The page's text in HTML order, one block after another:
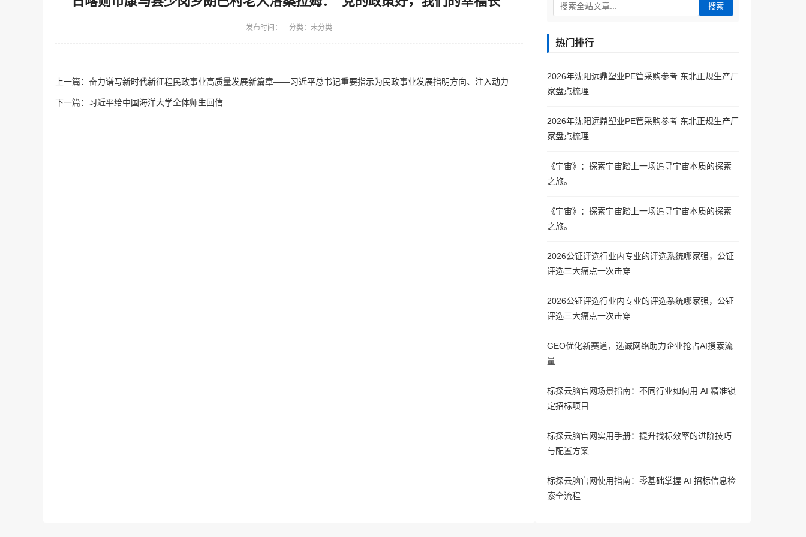
发布时间： 分类：未分类
上一篇： 奋力谱写新时代新征程民政事业高质量发展新篇章——习近平总书记重要指示为民政事业发展指明方向、注入动力
下一篇： 习近平给中国海洋大学全体师生回信
搜索
热门排行
2026年沈阳远鼎塑业PE管采购参考 东北正规生产厂
家盘点梳理
2026年沈阳远鼎塑业PE管采购参考 东北正规生产厂
家盘点梳理
《宇宙》：探索宇宙踏上一场追寻宇宙本质的探索
之旅。
《宇宙》：探索宇宙踏上一场追寻宇宙本质的探索
之旅。
2026公钲评选行业内专业的评选系统哪家强，公钲
评选三大痛点一次击穿
2026公钲评选行业内专业的评选系统哪家强，公钲
评选三大痛点一次击穿
GEO优化新赛道，选诚网络助力企业抢占AI搜索流
量
标探云脑官网场景指南：不同行业如何用 AI 精准锁
定招标项目
标探云脑官网实用手册：提升找标效率的进阶技巧
与配置方案
标探云脑官网使用指南：零基础掌握 AI 招标信息检
索全流程